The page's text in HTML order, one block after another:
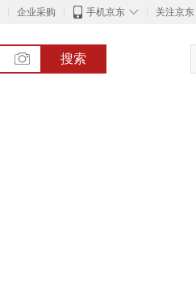
企业采购 ◇
手机京东 关注京东
搜索